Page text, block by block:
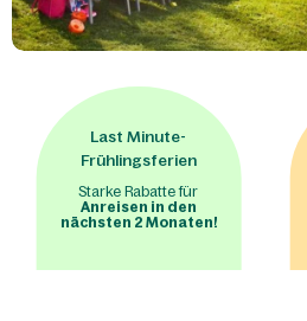
Last Minute-
Frühlingsferien
Starke Rabatte für
Anreisen in den
nächsten 2 Monaten!